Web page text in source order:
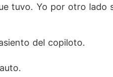
tuvo. Yo por otro lado
del copiloto.